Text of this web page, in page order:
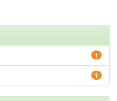
1
1